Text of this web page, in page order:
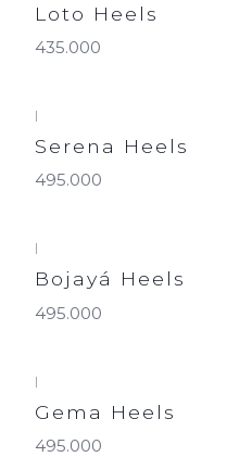
Loto Heels
435.000
|
Serena Heels
495.000
|
Bojayá Heels
495.000
|
Gema Heels
495.000